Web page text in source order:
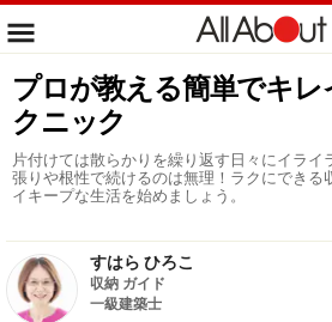
プロが教える簡単でキ
クニック
片付けては散らかりを繰り返す日々にイライ
張りや根性で続けるのは無理！ラクにできる
イキープな生活を始めましょう。
すはら ひろこ
収納 ガイド
一級建築士